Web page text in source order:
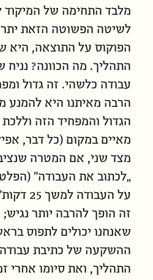
מלבד התחימה של המיקוד
לשיטה הפשוטה הזאת
הפוקוס על התוצאה, היא
התהליך. מה הכוונה? נניח
עבודה כלשהי. זה גדול
הרבה מאיתנו היא להמנע
הגדול והמפחיד הזה
מאיים במקום (כל דבר,
מצד שני, אם המטרה
„לכתוב את העבודה”
על
שאנחנו יכולים לתפוס
ההשקעה של כתיבת עבודה
התהליך, ואת סיומו אחרי